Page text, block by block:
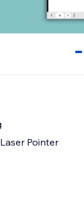
0
Pointer